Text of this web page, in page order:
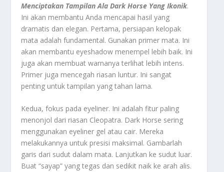
Menciptakan Tampilan Ala Dark Horse Yang Ikonik.
Ini akan membantu Anda mencapai hasil yang
dramatis dan elegan. Pertama, persiapan kelopak
mata adalah fundamental. Gunakan primer mata. Ini
akan membantu eyeshadow menempel lebih baik. Ini
juga akan membuat warnanya terlihat lebih intens.
Primer juga mencegah riasan luntur. Ini sangat
penting untuk tampilan yang tahan lama.
Kedua, fokus pada eyeliner. Ini adalah fitur paling
menonjol dari riasan Cleopatra. Dark Horse sering
menggunakan eyeliner gel atau cair. Mereka
melakukannya untuk presisi maksimal. Gambarlah
garis dari sudut dalam mata. Lanjutkan ke sudut luar.
Buat “sayap” yang tegas dan sedikit naik ke arah alis.